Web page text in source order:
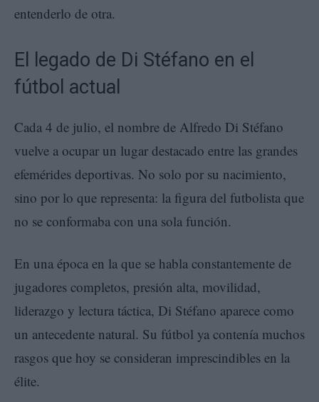
entenderlo de otra.
El legado de Di Stéfano en el
fútbol actual
Cada 4 de julio, el nombre de Alfredo Di Stéfano
vuelve a ocupar un lugar destacado entre las grandes
efemérides deportivas. No solo por su nacimiento,
sino por lo que representa: la figura del futbolista que
no se conformaba con una sola función.
En una época en la que se habla constantemente de
jugadores completos, presión alta, movilidad,
liderazgo y lectura táctica, Di Stéfano aparece como
un antecedente natural. Su fútbol ya contenía muchos
rasgos que hoy se consideran imprescindibles en la
élite.